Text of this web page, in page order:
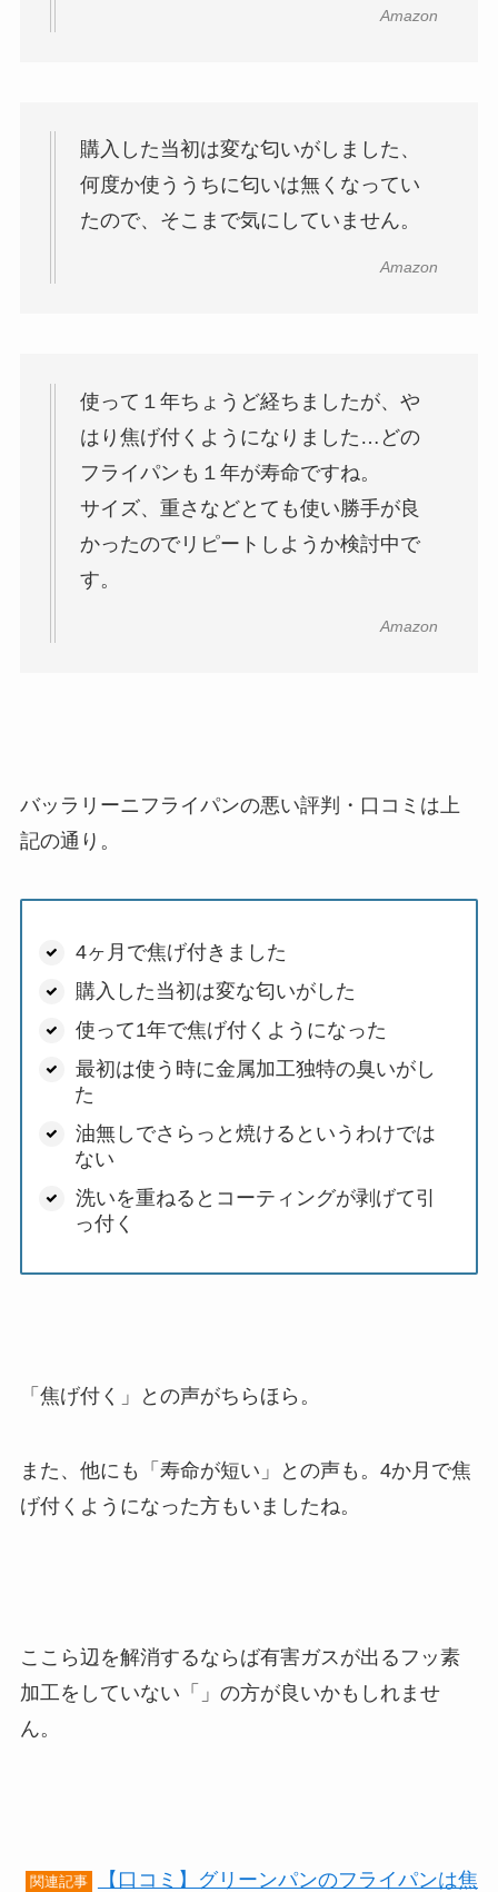
Amazon
購入した当初は変な匂いがしました、
何度か使ううちに匂いは無くなってい
たので、そこまで気にしていません。
Amazon
使って１年ちょうど経ちましたが、や
はり焦げ付くようになりました…どの
フライパンも１年が寿命ですね。
サイズ、重さなどとても使い勝手が良
かったのでリピートしようか検討中で
す。
Amazon
バッラリーニフライパンの悪い評判・口コミは上
記の通り。
4ヶ月で焦げ付きました
購入した当初は変な匂いがした
使って1年で焦げ付くようになった
最初は使う時に金属加工独特の臭いがし
た
油無しでさらっと焼けるというわけでは
ない
洗いを重ねるとコーティングが剥げて引
っ付く
「焦げ付く」との声がちらほら。
また、他にも「寿命が短い」との声も。4か月で焦
げ付くようになった方もいましたね。
ここら辺を解消するならば有害ガスが出るフッ素
加工をしていない「」の方が良いかもしれませ
ん。
関連記事
【口コミ】グリーンパンのフライパンは焦